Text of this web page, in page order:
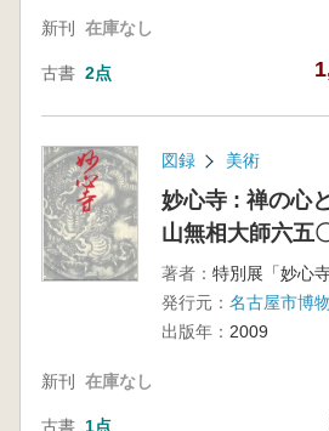
新刊 在庫なし
古書 2点
図録 美術
妙心寺 : 禅の心
山無相大師六五
著者：
発行元： 名古屋市博
出版年： 2009
新刊 在庫なし
古書 1点